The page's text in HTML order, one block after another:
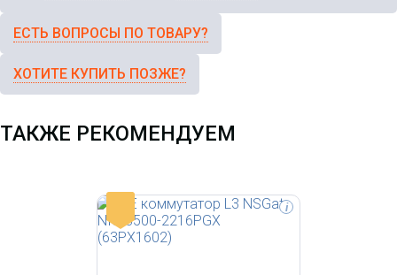
ЕСТЬ ВОПРОСЫ ПО ТОВАРУ?
ХОТИТЕ КУПИТЬ ПОЗЖЕ?
ТАКЖЕ РЕКОМЕНДУЕМ
i
MikroTik FiberBox Plus CRS305-